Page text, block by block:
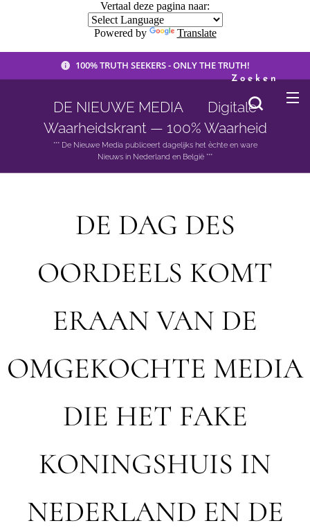
Vertaal deze pagina naar:
Powered by Translate
100% TRUTH SEEKERS - ONLY THE TRUTH!
DE NIEUWE MEDIA 🟣 Digitale
Waarheidskrant — 100% Waarheid
*** De Nieuwe Media publiceert dagelijks het èchte en ware
Nieuws in Nederland en België ***
Zoeken
DE DAG DES
OORDEELS KOMT
ERAAN VAN DE
OMGEKOCHTE MEDIA
DIE HET FAKE
KONINGSHUIS IN
NEDERLAND EN DE